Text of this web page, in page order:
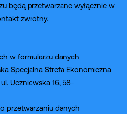
będą przetwarzane wyłącznie w
zwrotny.
w formularzu danych
Specjalna Strefa Ekonomiczna
ul. Uczniowska 16, 58-
przetwarzaniu danych